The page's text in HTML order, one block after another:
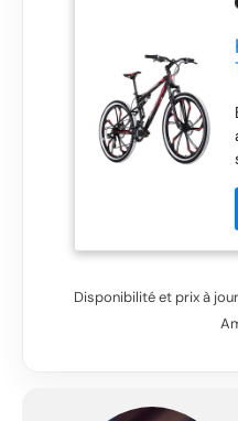
Disponibilité et prix à